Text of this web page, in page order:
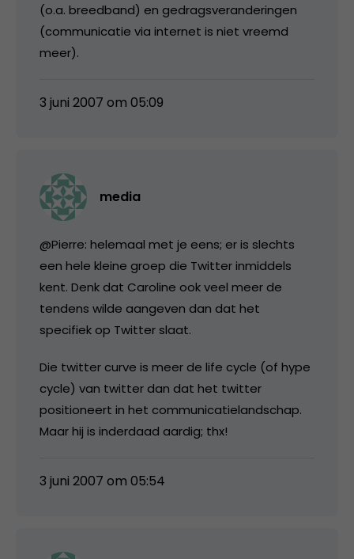
(o.a. breedband) en gedragsveranderingen
(communicatie via internet is niet vreemd
meer).
3 juni 2007 om 05:09
media
@Pierre: helemaal met je eens; er is slechts
een hele kleine groep die Twitter inmiddels
kent. Denk dat Caroline ook veel meer de
tendens wilde aangeven dan dat het
specifiek op Twitter slaat.
Die twitter curve is meer de life cycle (of hype
cycle) van twitter dan dat het twitter
positioneert in het communicatielandschap.
Maar hij is inderdaad aardig; thx!
3 juni 2007 om 05:54